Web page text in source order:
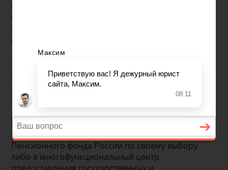
назначается федеральным государственным
гражданским служащим, военнослужащим,
космонавтам и работникам летно-испытательного
состава.
Куда обратиться
Граждане (за исключением федеральных
государственных гражданских служащих) могут
обратиться за назначением пенсии в любое время
после возникновения права на нее. Заявление о
назначении пенсии может быть подано
гражданином в территориальный орган
Пенсионного фонда России по своему выбору
либо в многофункциональный центр